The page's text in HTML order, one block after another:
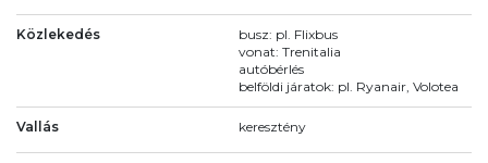
Közlekedés
busz: pl. Flixbus
vonat: Trenitalia
autóbérlés
belföldi járatok: pl. Ryanair, Volotea
Vallás keresztény